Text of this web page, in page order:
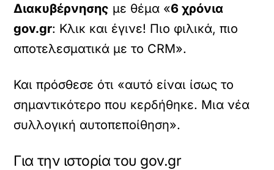
Διακυβέρνησης με θέμα «6 χρόνια
gov.gr: Κλικ και έγινε! Πιο φιλικά, πιο
αποτελεσματικά με το CRM».
Και πρόσθεσε ότι «αυτό είναι ίσως το
σημαντικότερο που κερδήθηκε. Μια νέα
συλλογική αυτοπεποίθηση».
Για την ιστορία του gov.gr